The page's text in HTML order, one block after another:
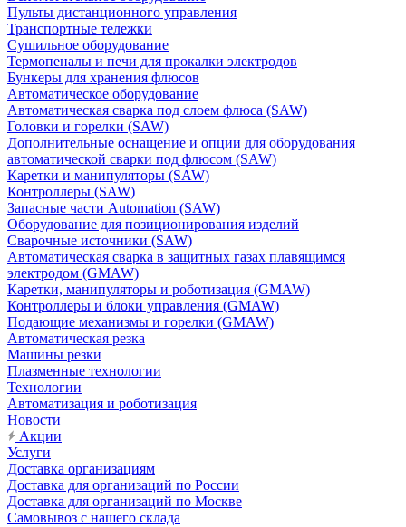
Пульты дистанционного управления
Транспортные тележки
Сушильное оборудование
Термопеналы и печи для прокалки электродов
Бункеры для хранения флюсов
Автоматическое оборудование
Автоматическая сварка под слоем флюса (SAW)
Головки и горелки (SAW)
Дополнительные оснащение и опции для оборудования
автоматической сварки под флюсом (SAW)
Каретки и манипуляторы (SAW)
Контроллеры (SAW)
Запасные части Automation (SAW)
Оборудование для позиционирования изделий
Сварочные источники (SAW)
Автоматическая сварка в защитных газах плавящимся
электродом (GMAW)
Каретки, манипуляторы и роботизация (GMAW)
Контроллеры и блоки управления (GMAW)
Подающие механизмы и горелки (GMAW)
Автоматическая резка
Машины резки
Плазменные технологии
Технологии
Автоматизация и роботизация
Новости
Акции
Услуги
Доставка организациям
Доставка для организаций по России
Доставка для организаций по Москве
Самовывоз с нашего склада